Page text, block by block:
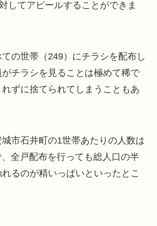
してアピールすることができま
の世帯（249）にチラシを配布し
チラシを見ることは極めて稀で
ずに捨てられてしまうこともあ
市石井町の1世帯あたりの人数は
全戸配布を行っても総人口の半
るのが精いっぱいといったとこ